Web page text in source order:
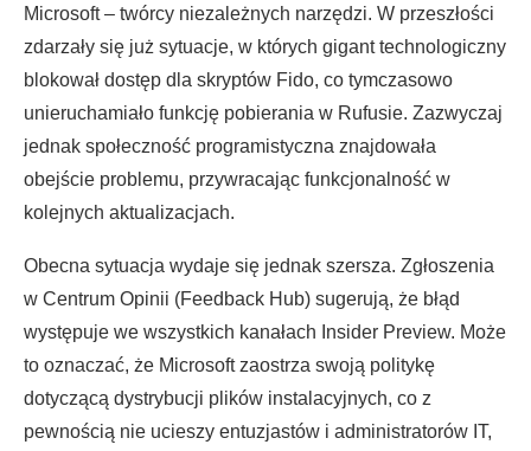
Microsoft – twórcy niezależnych narzędzi. W przeszłości
zdarzały się już sytuacje, w których gigant technologiczny
blokował dostęp dla skryptów Fido, co tymczasowo
unieruchamiało funkcję pobierania w Rufusie. Zazwyczaj
jednak społeczność programistyczna znajdowała
obejście problemu, przywracając funkcjonalność w
kolejnych aktualizacjach.
Obecna sytuacja wydaje się jednak szersza. Zgłoszenia
w Centrum Opinii (Feedback Hub) sugerują, że błąd
występuje we wszystkich kanałach Insider Preview. Może
to oznaczać, że Microsoft zaostrza swoją politykę
dotyczącą dystrybucji plików instalacyjnych, co z
pewnością nie ucieszy entuzjastów i administratorów IT,